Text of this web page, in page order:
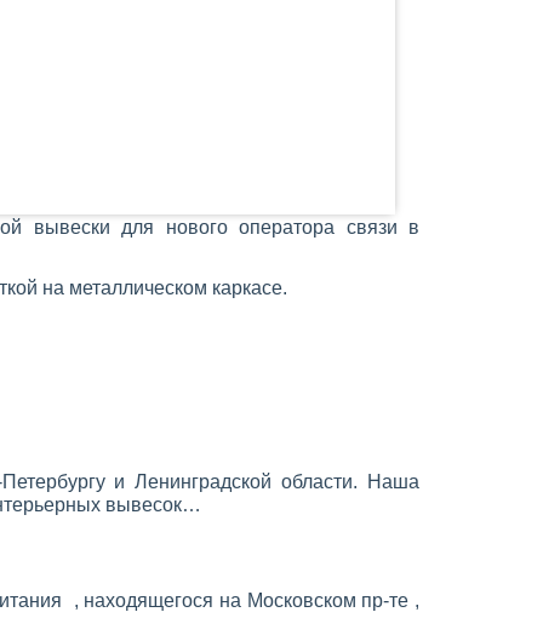
вывески для нового оператора связи в
на металлическом каркасе.
и Ленинградской области. Наша
вывесок…
, находящегося на Московском пр-те ,